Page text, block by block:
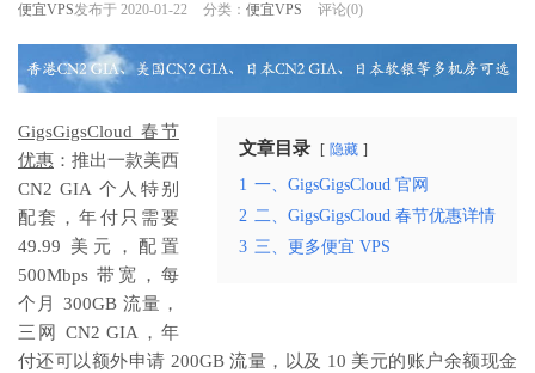
便宜VPS发布于 2020-01-22 分类： 便宜VPS 评论(0)
文章目录 隐藏
1 一、GigsGigsCloud 官网
2 二、GigsGigsCloud 春节优惠详情
3 三、更多便宜 VPS
GigsGigsCloud 春节
优惠 ：推出一款美西
CN2 GIA 个人特别
配套，年付只需要
49.99 美元，配置
500Mbps 带宽，每
个月 300GB 流量，
三网 CN2 GIA，年
付还可以额外申请 200GB 流量，以及 10 美元的账户余额现金